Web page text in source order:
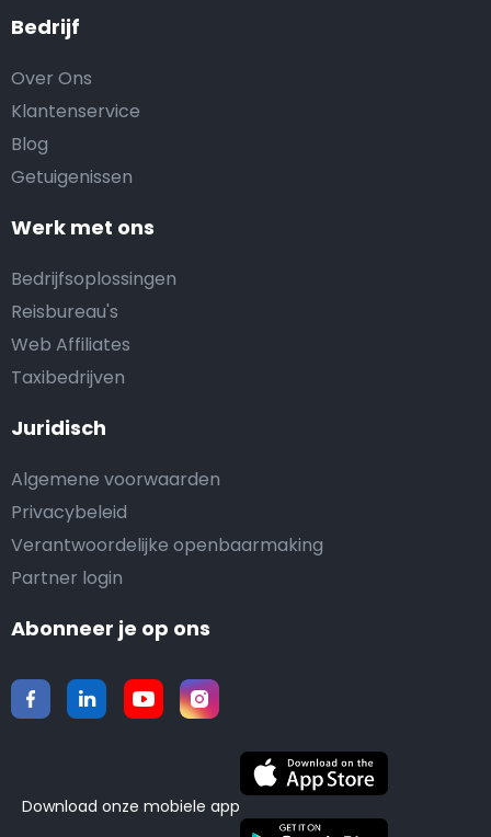
Bedrijf
Over Ons
Klantenservice
Blog
Getuigenissen
Werk met ons
Bedrijfsoplossingen
Reisbureau's
Web Affiliates
Taxibedrijven
Juridisch
Algemene voorwaarden
Privacybeleid
Verantwoordelijke openbaarmaking
Partner login
Abonneer je op ons
Download onze mobiele app